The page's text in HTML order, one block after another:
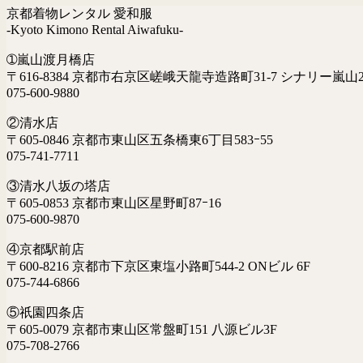
京都着物レンタル 愛和服
-Kyoto Kimono Rental Aiwafuku-
➀嵐山渡月橋店
〒616-8384 京都市右京区嵯峨天龍寺造路町31-7 シナリー嵐山
075-600-9880
②清水店
〒605-0846 京都市東山区五条橋東6丁目583ｰ55
075-741-7711
③清水八坂の塔店
〒605-0853 京都市東山区星野町87ｰ16
075-600-9870
④京都駅前店
〒600-8216 京都市下京区東塩小路町544-2 ONビル 6F
075-744-6866
⑤祇園四条店
〒605-0079 京都市東山区常盤町151 八源ビル3F
075-708-2766